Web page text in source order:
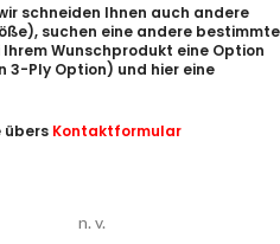
schneiden Ihnen auch andere
suchen eine andere bestimmte
Wunschprodukt eine Option
3-Ply Option) und hier eine
übers Kontaktformular
n. v.